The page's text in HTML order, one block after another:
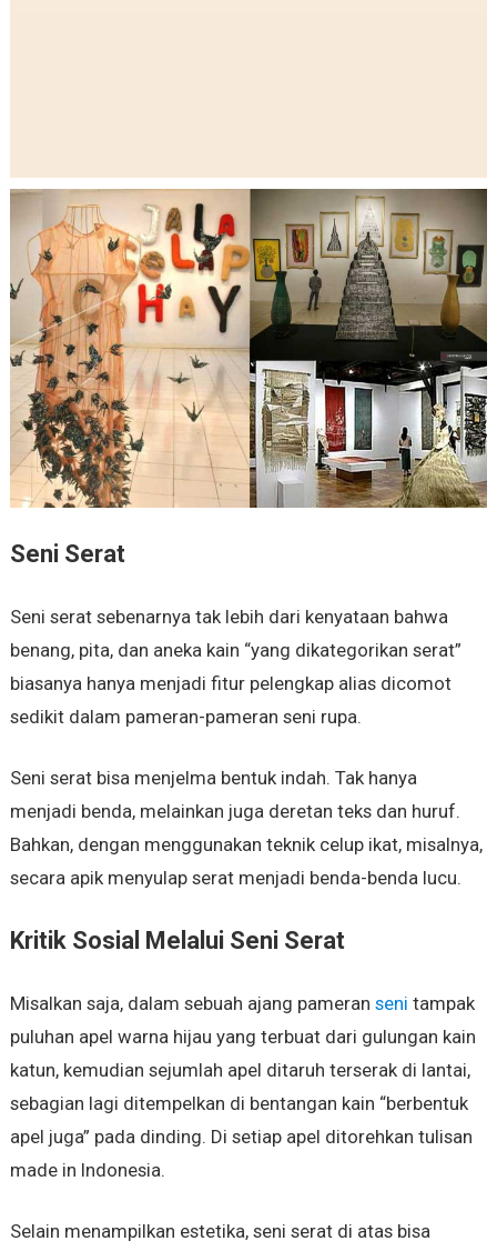
Seni Serat
Seni serat sebenarnya tak lebih dari kenyataan bahwa
benang, pita, dan aneka kain “yang dikategorikan serat”
biasanya hanya menjadi fitur pelengkap alias dicomot
sedikit dalam pameran-pameran seni rupa.
Seni serat bisa menjelma bentuk indah. Tak hanya
menjadi benda, melainkan juga deretan teks dan huruf.
Bahkan, dengan menggunakan teknik celup ikat, misalnya,
secara apik menyulap serat menjadi benda-benda lucu.
Kritik Sosial Melalui Seni Serat
Misalkan saja, dalam sebuah ajang pameran seni tampak
puluhan apel warna hijau yang terbuat dari gulungan kain
katun, kemudian sejumlah apel ditaruh terserak di lantai,
sebagian lagi ditempelkan di bentangan kain “berbentuk
apel juga” pada dinding. Di setiap apel ditorehkan tulisan
made in Indonesia.
Selain menampilkan estetika, seni serat di atas bisa